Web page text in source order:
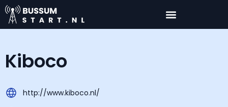
Kiboco
http://www.kiboco.nl/